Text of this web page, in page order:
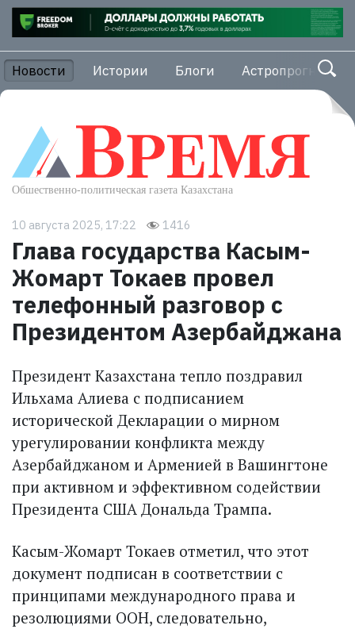
Новости Истории Блоги Астропрогноз
10 августа 2025, 17:22 1416
Глава государства Касым-
Жомарт Токаев провел
телефонный разговор с
Президентом Азербайджана
Президент Казахстана тепло поздравил
Ильхама Алиева с подписанием
исторической Декларации о мирном
урегулировании конфликта между
Азербайджаном и Арменией в Вашингтоне
при активном и эффективном содействии
Президента США Дональда Трампа.
Касым-Жомарт Токаев отметил, что этот
документ подписан в соответствии с
принципами международного права и
резолюциями ООН, следовательно,